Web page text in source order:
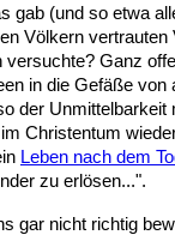
gab (und so etwa
Völkern
Ganz
in die Gefäße von
der
Christentum
Leben nach dem
zu erlösen...".
gar nicht richtig